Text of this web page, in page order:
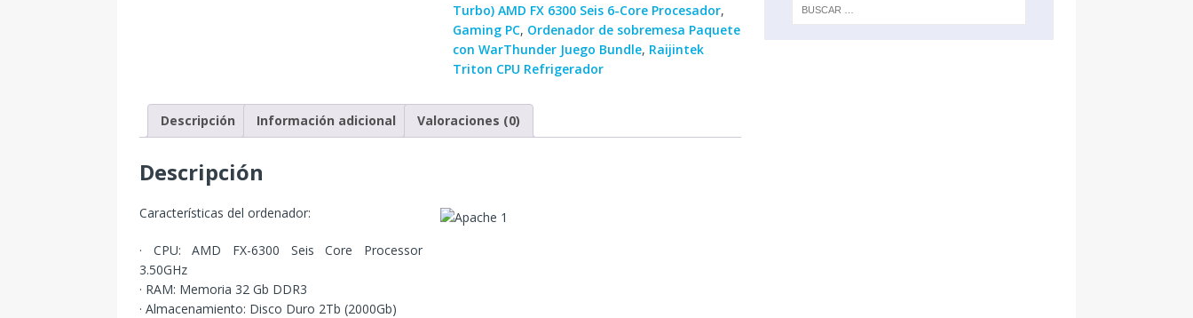
Turbo) AMD FX 6300 Seis 6-Core Procesador,
Gaming PC, Ordenador de sobremesa Paquete
con WarThunder Juego Bundle, Raijintek
Triton CPU Refrigerador
Descripción Información adicional Valoraciones (0)
Descripción
Características del ordenador:
· CPU: AMD FX-6300 Seis Core Processor
3.50GHz
· RAM: Memoria 32 Gb DDR3
· Almacenamiento: Disco Duro 2Tb (2000Gb)